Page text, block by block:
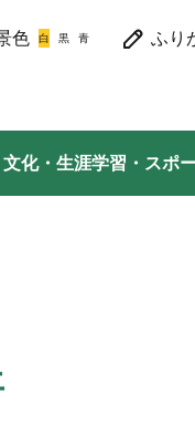
色
文化・生涯学習・スポ